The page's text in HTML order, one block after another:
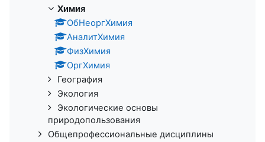
Химия
ОбНеоргХимия
АналитХимия
ФизХимия
ОргХимия
География
Экология
Экологические основы
природопользования
Общепрофессиональные дисциплины